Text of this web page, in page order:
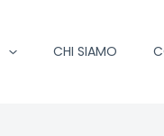
CHI SIAMO